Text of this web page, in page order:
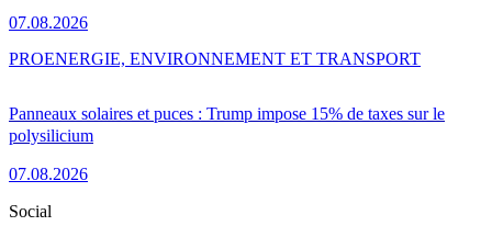
07.08.2026
Panneaux solaires et puces : Trump impose 15% de taxes sur le
polysilicium
07.08.2026
PROENERGIE, ENVIRONNEMENT ET TRANSPORT
Social